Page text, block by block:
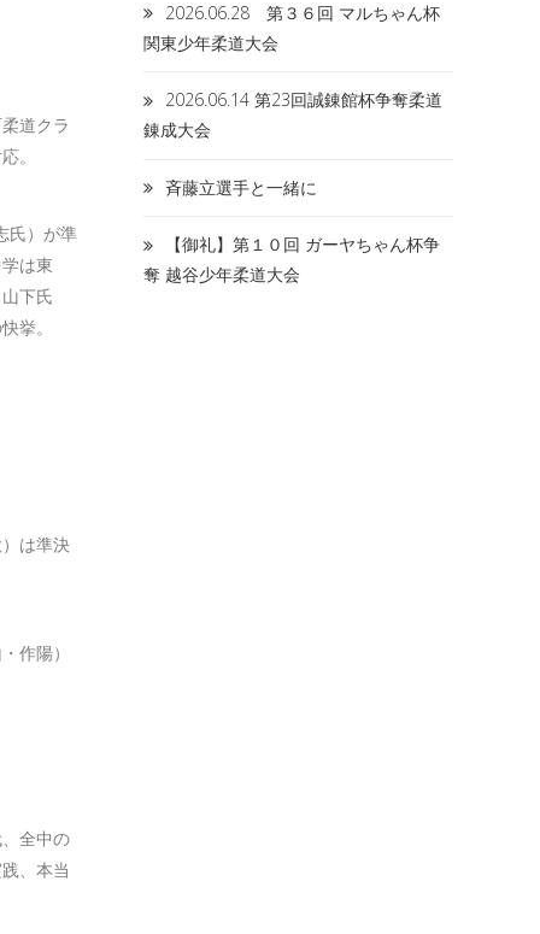
道クラ
。
氏）が準
は東
下氏
挙。
は準決
作陽）
全中の
、本当
2026.06.28 第３６回 マルちゃん杯
関東少年柔道大会
2026.06.14 第23回誠錬館杯争奪柔道
錬成大会
斉藤立選手と一緒に
【御礼】第１０回 ガーヤちゃん杯争
奪 越谷少年柔道大会